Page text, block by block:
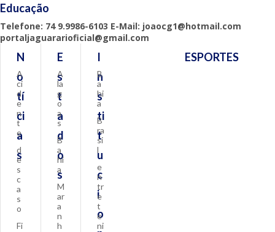
Educação
Telefone: 74 9.9986-6103 E-Mail: joaocg1@hotmail.com
portaljaguararioficial@gmail.com
N
o
tí
ci
a
s
A
ci
d
e
n
t
e
d
e
s
c
a
s
o
Fi
E
s
t
a
d
o
s
A
la
g
o
a
s
B
a
hi
a
M
ar
a
n
h
I
n
s
ti
t
u
c
i
o
B
a
hi
a
B
ra
si
l
e
n
tr
e
t
e
ni
ESPORTES